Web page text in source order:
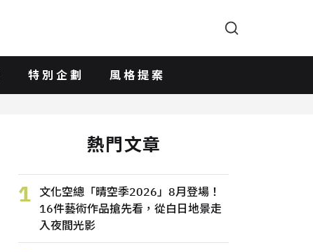
特別企劃 風格提案
熱門文章
1
文化空總「晴空季2026」8月登場！
16件藝術作品搶先看，從白日地景走
入夜間光影